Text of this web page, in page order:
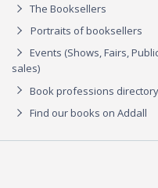
The Booksellers
Portraits of booksellers
Events (Shows, Fairs,
sales)
Book professions directory
Find our books on Addall